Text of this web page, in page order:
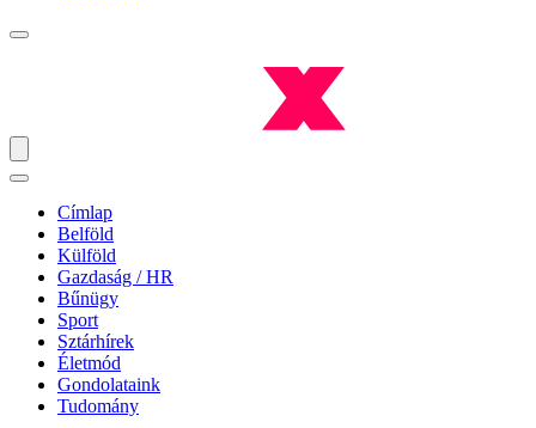
Címlap
Belföld
Külföld
Gazdaság / HR
Bűnügy
Sport
Sztárhírek
Életmód
Gondolataink
Tudomány